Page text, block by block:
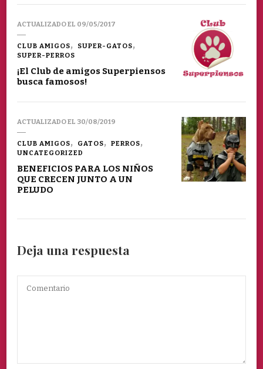
ACTUALIZADO EL 09/05/2017
CLUB AMIGOS
SUPER-GATOS
SUPER-PERROS
¡El Club de amigos Superpiensos
busca famosos!
ACTUALIZADO EL 30/08/2019
CLUB AMIGOS GATOS
PERROS
UNCATEGORIZED
BENEFICIOS PARA LOS NIÑOS
QUE CRECEN JUNTO A UN
PELUDO
Deja una respuesta